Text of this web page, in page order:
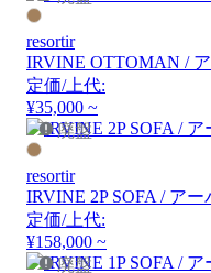
resortir
IRVINE OTTOMAN /
定価/上代:
¥35,000 ~
廃盤
resortir
IRVINE 2P SOFA / アー
定価/上代:
¥158,000 ~
廃盤